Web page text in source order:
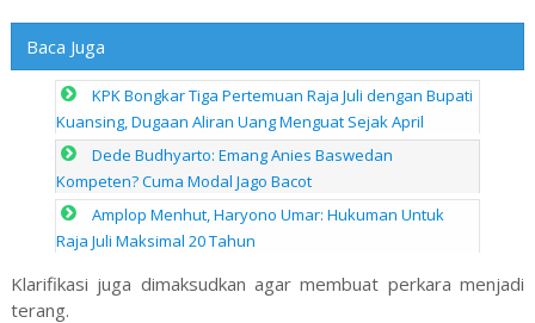
Baca Juga
KPK Bongkar Tiga Pertemuan Raja Juli dengan Bupati
Kuansing, Dugaan Aliran Uang Menguat Sejak April
Dede Budhyarto: Emang Anies Baswedan
Kompeten? Cuma Modal Jago Bacot
Amplop Menhut, Haryono Umar: Hukuman Untuk
Raja Juli Maksimal 20 Tahun
Klarifikasi juga dimaksudkan agar membuat perkara menjadi
terang.